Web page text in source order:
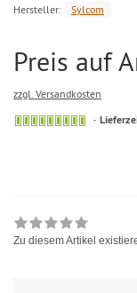
Hersteller: Sylcom
Preis auf
zzgl. Versandkosten
Zu diesem Artikel